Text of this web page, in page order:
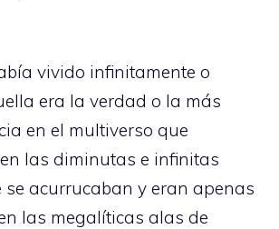
vivido infinitamente o
era la verdad o la más
en el multiverso que
las diminutas e infinitas
acurrucaban y eran apenas
las megalíticas alas de